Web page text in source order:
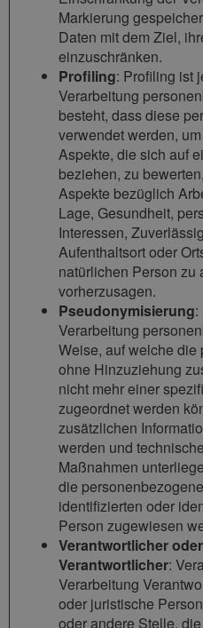
Markierung
Daten mit dem Ziel,
einzuschränken.
Profiling: Profiling ist
Verarbeitung
besteht, dass diese
verwendet werden,
Aspekte, die sich auf
beziehen, zu
Aspekte bezüglich
Lage, Gesundheit,
Interessen,
Aufenthaltsort oder
natürlichen Person zu
vorherzusagen.
Pseudonymisierung:
Verarbeitung
Weise, auf welche
ohne Hinzuziehung
nicht mehr einer
zugeordnet werden
zusätzlichen
werden und
Maßnahmen
die
identifizierten oder
Person zugewiesen
Verantwortlicher
Verantwortlicher:
Verarbeitung
oder juristische
oder andere Stelle,